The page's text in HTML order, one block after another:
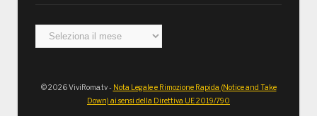
Archivi
© 2026 ViviRoma.tv - Nota Legale e Rimozione Rapida (Notice and Take
Down) ai sensi della Direttiva UE 2019/790